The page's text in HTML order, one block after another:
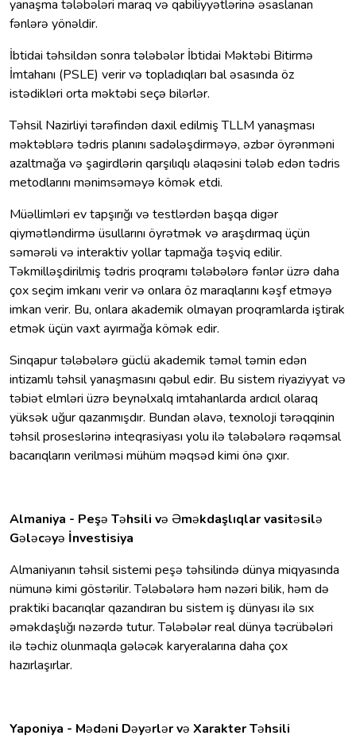
yanaşma tələbələri maraq və qabiliyyətlərinə əsaslanan
fənlərə yönəldir.
İbtidai təhsildən sonra tələbələr İbtidai Məktəbi Bitirmə
İmtahanı (PSLE) verir və topladıqları bal əsasında öz
istədikləri orta məktəbi seçə bilərlər.
Təhsil Nazirliyi tərəfindən daxil edilmiş TLLM yanaşması
məktəblərə tədris planını sadələşdirməyə, əzbər öyrənməni
azaltmağa və şagirdlərin qarşılıqlı əlaqəsini tələb edən tədris
metodlarını mənimsəməyə kömək etdi.
Müəllimləri ev tapşırığı və testlərdən başqa digər
qiymətləndirmə üsullarını öyrətmək və araşdırmaq üçün
səmərəli və interaktiv yollar tapmağa təşviq edilir.
Təkmilləşdirilmiş tədris proqramı tələbələrə fənlər üzrə daha
çox seçim imkanı verir və onlara öz maraqlarını kəşf etməyə
imkan verir. Bu, onlara akademik olmayan proqramlarda iştirak
etmək üçün vaxt ayırmağa kömək edir.
Sinqapur tələbələrə güclü akademik təməl təmin edən
intizamlı təhsil yanaşmasını qəbul edir. Bu sistem riyaziyyat və
təbiət elmləri üzrə beynəlxalq imtahanlarda ardıcıl olaraq
yüksək uğur qazanmışdır. Bundan əlavə, texnoloji tərəqqinin
təhsil proseslərinə inteqrasiyası yolu ilə tələbələrə rəqəmsal
bacarıqların verilməsi mühüm məqsəd kimi önə çıxır.
Almaniya - Peşə Təhsili və Əməkdaşlıqlar vasitəsilə
Gələcəyə İnvestisiya
Almaniyanın təhsil sistemi peşə təhsilində dünya miqyasında
nümunə kimi göstərilir. Tələbələrə həm nəzəri bilik, həm də
praktiki bacarıqlar qazandıran bu sistem iş dünyası ilə sıx
əməkdaşlığı nəzərdə tutur. Tələbələr real dünya təcrübələri
ilə təchiz olunmaqla gələcək karyeralarına daha çox
hazırlaşırlar.
Yaponiya - Mədəni Dəyərlər və Xarakter Təhsili